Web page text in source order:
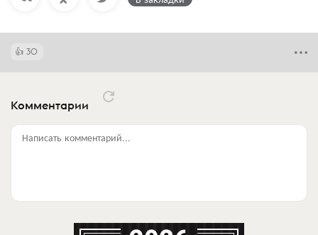
30
Комментарии
Написать комментарий...